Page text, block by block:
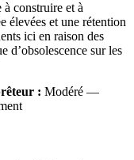
construire et à
élevées et une rétention
ici en raison des
d’obsolescence sur les
: Modéré —